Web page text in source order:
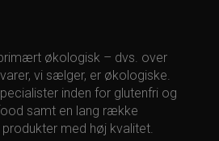
økologisk – dvs. over
vi sælger, er økologiske.
inden for glutenfri og
samt en lang række
med høj kvalitet.